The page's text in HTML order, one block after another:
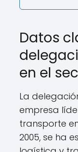
Datos
en el
La
empresa
transporte
2005, se ha